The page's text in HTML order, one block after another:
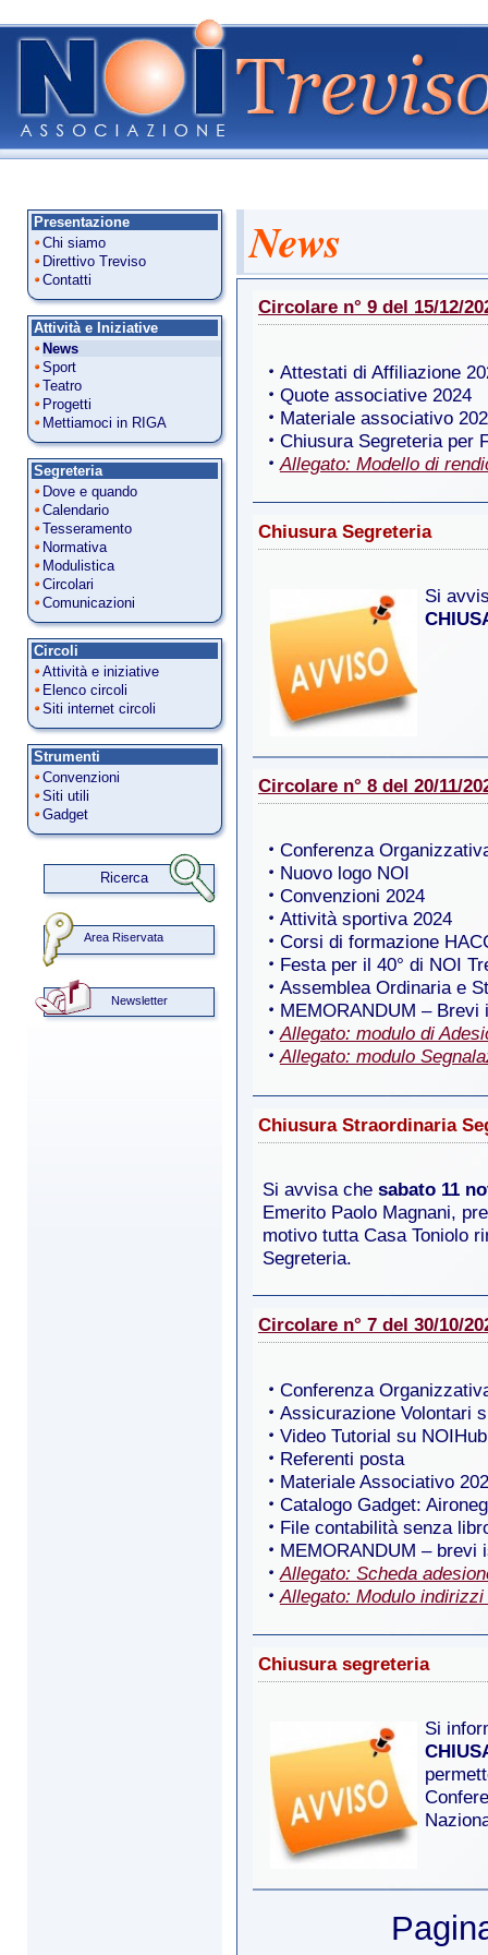
Presentazione
Chi siamo
Direttivo Treviso
Contatti
Attività e Iniziative
News
Sport
Teatro
Progetti
Mettiamoci in RIGA
Segreteria
Dove e quando
Calendario
Tesseramento
Normativa
Modulistica
Circolari
Comunicazioni
Circoli
Attività e iniziative
Elenco circoli
Siti internet circoli
Strumenti
Convenzioni
Siti utili
Gadget
Ricerca
Area Riservata
Newsletter
News
Circolare n° 9 del 15/12/
Attestati di Affiliazione
Quote associative 2024
Materiale associativo
Chiusura Segreteria per
Allegato: Modello di
Chiusura Segreteria
Si
Circolare n° 8 del 20/11/
Conferenza
Nuovo logo NOI
Convenzioni 2024
Attività sportiva 2024
Corsi di formazione
Festa per il 40° di NOI
Assemblea Ordinaria e
MEMORANDUM –
Allegato: modulo di
Allegato: modulo
Chiusura Straordinaria
Si avvisa che sabato 11
Emerito Paolo Magnani,
motivo tutta Casa Toniolo
Segreteria.
Circolare n° 7 del 30/10/
Conferenza
Assicurazione Volontari
Video Tutorial su NOIHub
Referenti posta
Materiale Associativo
Catalogo Gadget:
File contabilità senza
MEMORANDUM –
Allegato: Scheda
Allegato: Modulo
Chiusura segreteria
Si